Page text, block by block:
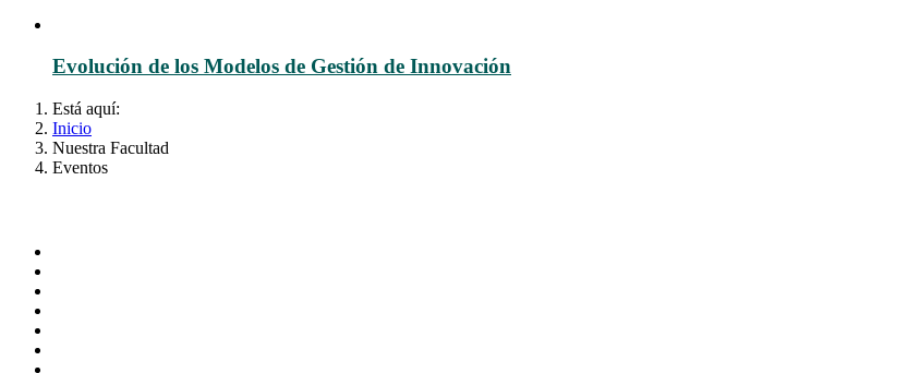
Evolución de los Modelos de Gestión de Innovación
Está aquí:
Inicio
Nuestra Facultad
Eventos